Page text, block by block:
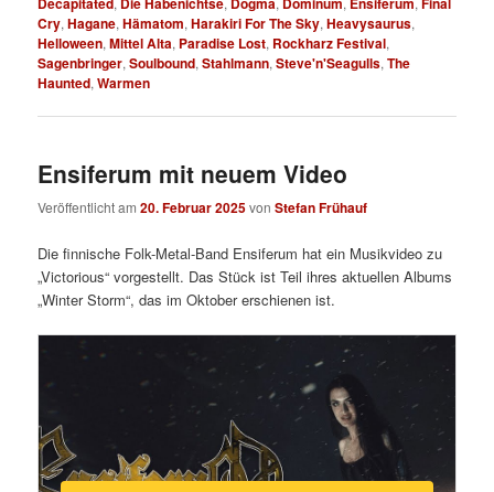
Cry,Hagane,Hämatom,Harakiri For The Sky,Heavysaurus,
Helloween,Mittel Alta, Paradise Lost, Rockharz Festival,
Sagenbringer,Soulbound,Stahlmann,Steve'n'Seagulls,The
Haunted,Warmen
Ensiferum mit neuem Video
Veröffentlicht am20. Februar 2025vonStefan Frühauf
Die finnische Folk-Metal-Band Ensiferum hat ein Musikvideo zu
„Victorious“ vorgestellt. Das Stück ist Teil ihres aktuellen Albums
„Winter Storm“, das im Oktober erschienen ist.